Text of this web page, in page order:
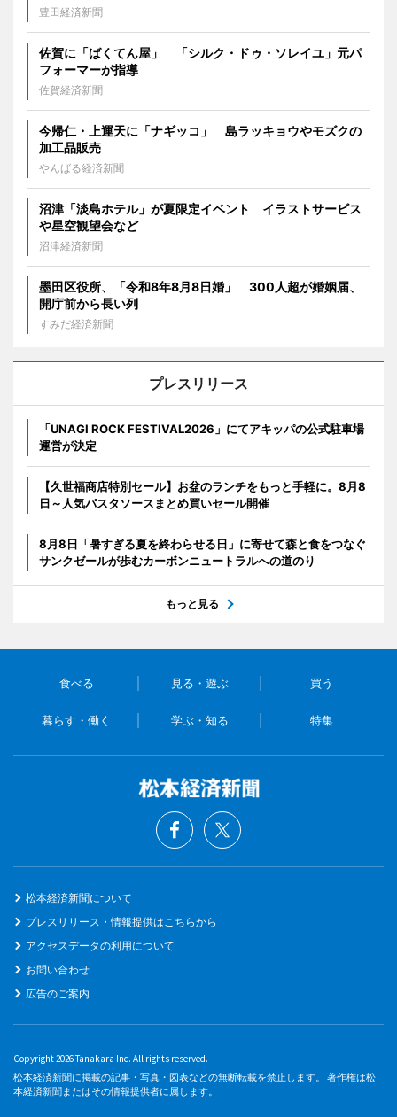
豊田経済新聞
佐賀に「ばくてん屋」 「シルク・ドゥ・ソレイユ」元パ
フォーマーが指導
佐賀経済新聞
今帰仁・上運天に「ナギッコ」 島ラッキョウやモズクの
加工品販売
やんばる経済新聞
沼津「淡島ホテル」が夏限定イベント イラストサービス
や星空観望会など
沼津経済新聞
墨田区役所、「令和8年8月8日婚」 300人超が婚姻届、
開庁前から長い列
すみだ経済新聞
プレスリリース
「UNAGI ROCK FESTIVAL2026」にてアキッパの公式駐車場
運営が決定
【久世福商店特別セール】お盆のランチをもっと手軽に。8月8
日～人気パスタソースまとめ買いセール開催
8月8日「暑すぎる夏を終わらせる日」に寄せて森と食をつなぐ
サンクゼールが歩むカーボンニュートラルへの道のり
もっと見る
食べる 見る・遊ぶ 買う
暮らす・働く 学ぶ・知る 特集
松本経済新聞について
プレスリリース・情報提供はこちらから
アクセスデータの利用について
お問い合わせ
広告のご案内
Copyright 2026 Tanakara Inc. All rights reserved.
松本経済新聞に掲載の記事・写真・図表などの無断転載を禁止します。 著作権は松
本経済新聞またはその情報提供者に属します。